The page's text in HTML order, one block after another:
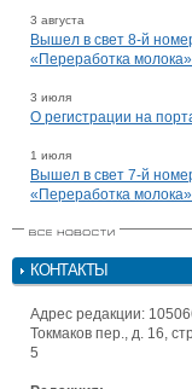
3 августа
Вышел в свет 8-й
«Переработка молока»
3 июля
О регистрации на
1 июля
Вышел в свет 7-й
«Переработка молока»
КОНТАКТЫ
Адрес редакции:
Токмаков пер., д. 16,
5